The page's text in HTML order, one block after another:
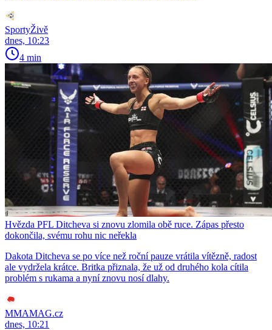
SportyŽivě
dnes, 10:23
4 min
Hvězda PFL Ditcheva si znovu zlomila obě ruce. Zápas přesto
dokončila, svému rohu nic neřekla
Dakota Ditcheva se po více než roční pauze vrátila vítězně, radost
ale vydržela krátce. Britka přiznala, že už od druhého kola cítila
problém s rukama a nyní znovu nosí dlahy.
MMAMAG.cz
dnes, 10:21